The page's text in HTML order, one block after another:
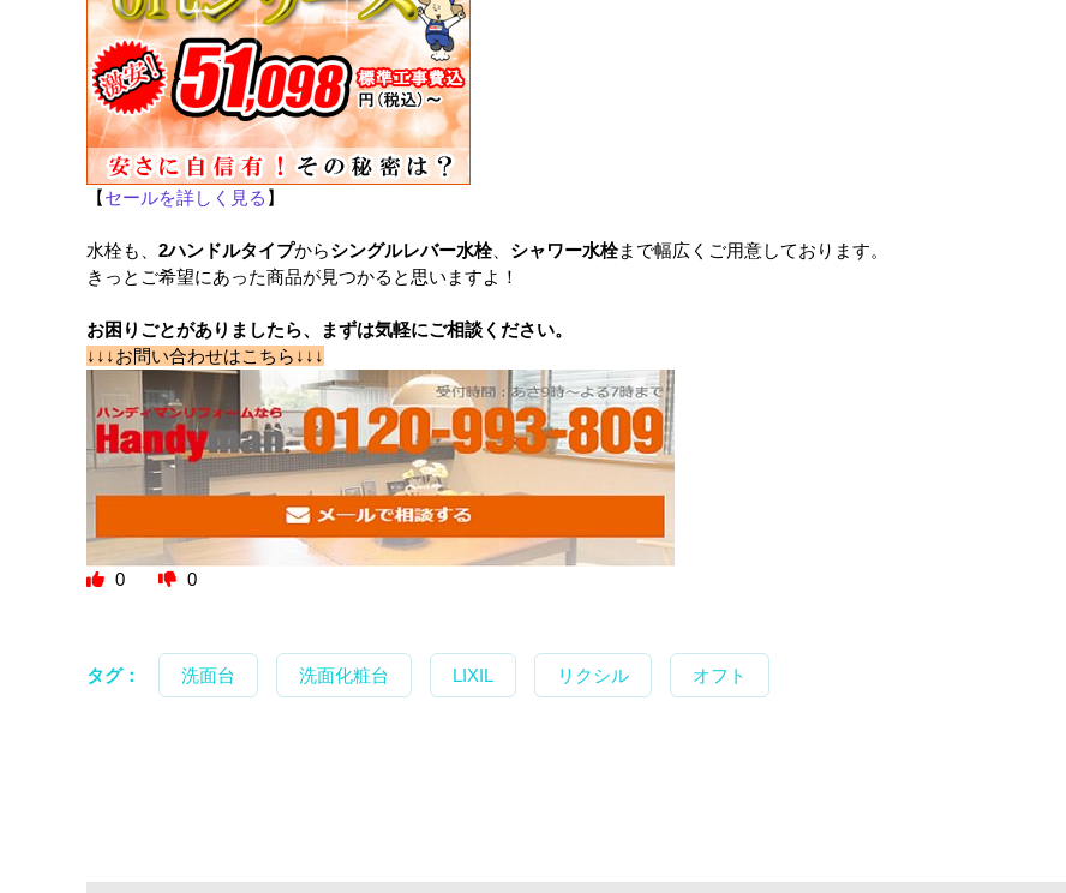
【セールを詳しく見る 】
水栓も、 2ハンドルタイプからシングルレバー水栓、 シャワー水栓まで幅広くご用意しております。
きっとご希望にあった商品が見つかると思いますよ！
お困りごとがありましたら、まずは気軽にご相談ください。
↓↓↓お問い合わせはこちら↓↓↓
0 0
タグ： 洗面台 洗面化粧台 LIXIL リクシル オフト